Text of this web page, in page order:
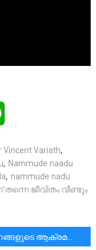
Vincent Variath,
, Nammude naadu
, nammude nadu
തന്നെ ജീവിതം വീണ്ടും
മൃഗങ്ങളുടെ ആക്രമണ ഭീതിയിൽ ദിവസങ്ങൾ തള്ളി നീക്കുന്ന ഒരു ജനത